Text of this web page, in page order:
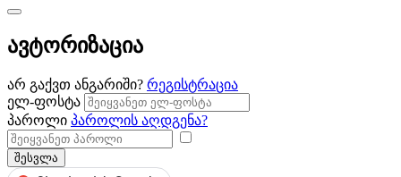
ავტორიზაცია
არ გაქვთ ანგარიში? რეგისტრაცია
ელ-ფოსტა
პაროლი პაროლის აღდგენა?
შესვლა